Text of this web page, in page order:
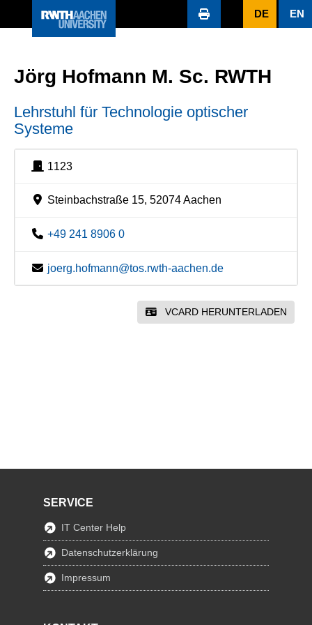
DE EN
Jörg Hofmann M. Sc. RWTH
Lehrstuhl für Technologie optischer
Systeme
1123
Steinbachstraße 15, 52074 Aachen
+49 241 8906 0
joerg.hofmann@tos.rwth-aachen.de
VCARD HERUNTERLADEN
SERVICE
IT Center Help
Datenschutzerklärung
Impressum